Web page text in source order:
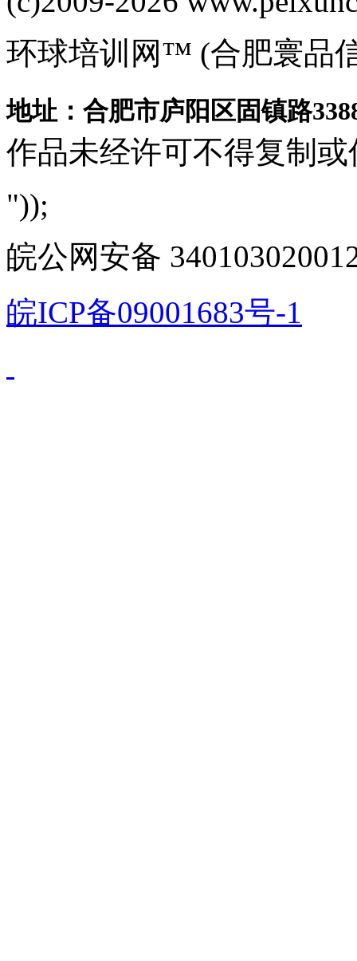
环球培训网™ (合肥寰品
地址：合肥市庐阳区固镇路
作品未经许可不得复制或
"));
皖公网安备
皖ICP备09001683号-1